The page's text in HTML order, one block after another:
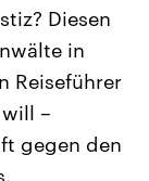
Beiträge,
und
die Vereinigten
Ländern
Einfluss auf
Diesen
in
Reiseführer
–
gegen den